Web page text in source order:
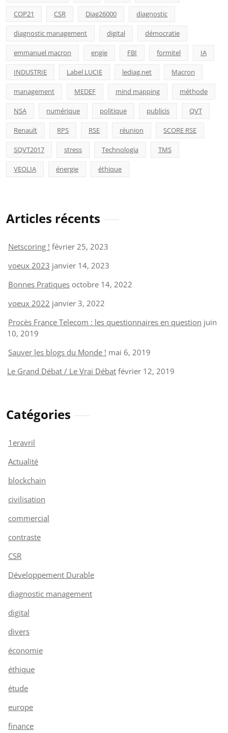
COP21 CSR Diag26000 diagnostic
diagnostic management digital démocratie
emmanuel macron engie FBI formitel IA
INDUSTRIE Label LUCIE lediag.net Macron
management MEDEF mind mapping méthode
NSA numérique politique publicis QVT
Renault RPS RSE réunion SCORE RSE
SQVT2017 stress Technologia TMS
VEOLIA énergie éthique
Articles récents
Netscoring ! février 25, 2023
voeux 2023 janvier 14, 2023
Bonnes Pratiques octobre 14, 2022
voeux 2022 janvier 3, 2022
Procès France Telecom : les questionnaires en question juin
10, 2019
Sauver les blogs du Monde ! mai 6, 2019
Le Grand Débat / Le Vrai Débat février 12, 2019
Catégories
1eravril
Actualité
blockchain
civilisation
commercial
contraste
CSR
Développement Durable
diagnostic management
digital
divers
économie
éthique
étude
europe
finance